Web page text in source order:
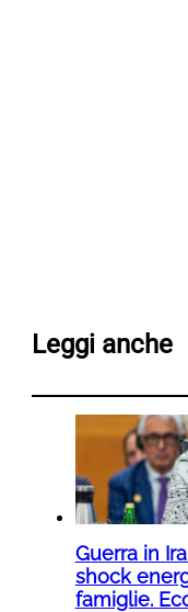
Leggi anche
Guerra in
shock
famiglie.